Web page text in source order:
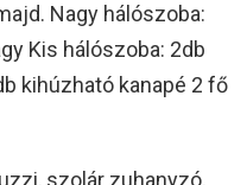
Nagy hálószoba:
Kis hálószoba: 2db
kihúzható kanapé 2 fő
szolár zuhanyzó,